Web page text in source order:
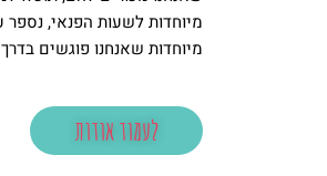
מיוחדות לשעות הפנאי, נספר
מיוחדות שאנחנו פוגשים
לעמוד אודות